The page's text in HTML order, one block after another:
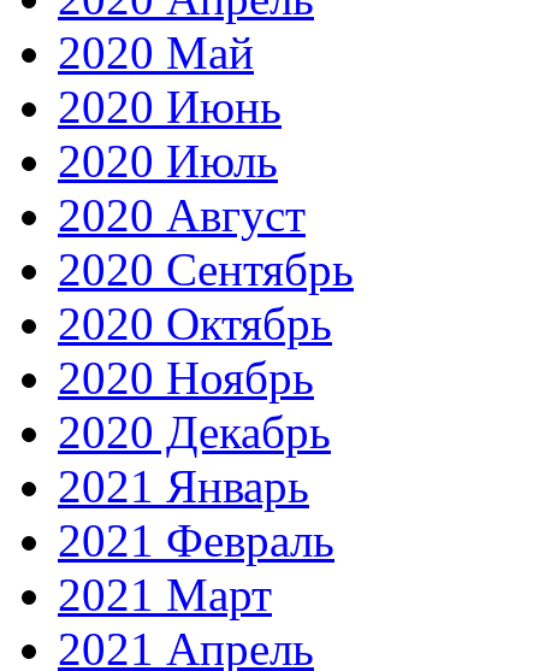
2020 Май
2020 Июнь
2020 Июль
2020 Август
2020 Сентябрь
2020 Октябрь
2020 Ноябрь
2020 Декабрь
2021 Январь
2021 Февраль
2021 Март
2021 Апрель